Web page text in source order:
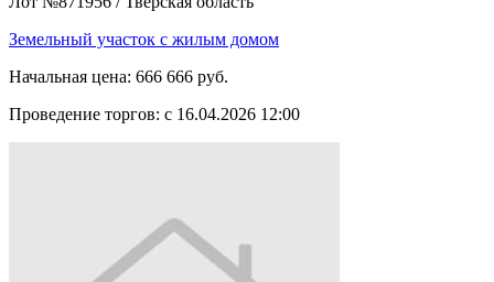
Земельный участок с жилым домом
Начальная цена: 666 666 руб.
Проведение торгов: с 16.04.2026 12:00